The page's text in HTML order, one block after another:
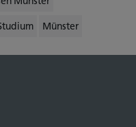
Münster